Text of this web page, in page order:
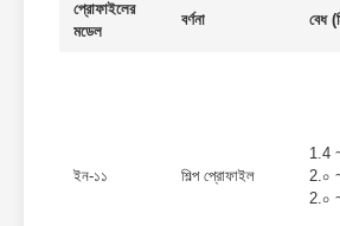
প্রোফাইলের
মডেল
বর্ণনা বেধ
ইন-১১ শিল্প প্রোফাইল
1.4
2.০
2.০